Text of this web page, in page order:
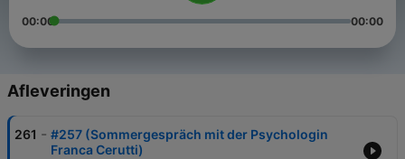
00:00 00:00
Afleveringen
261 - #257 (Sommergespräch mit der Psychologin
Franca Cerutti)